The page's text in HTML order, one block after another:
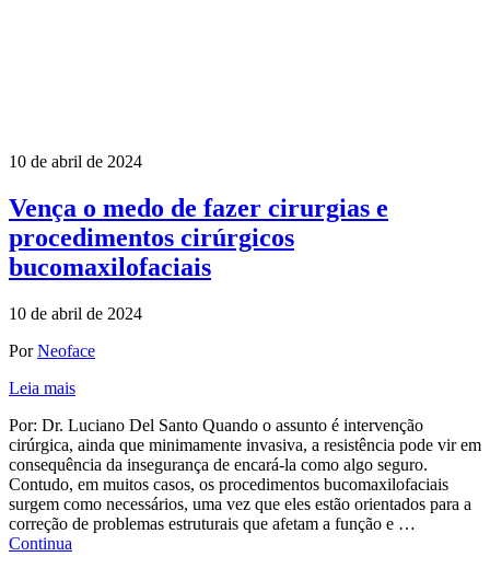
10 de abril de 2024
Vença o medo de fazer cirurgias e
procedimentos cirúrgicos
bucomaxilofaciais
10 de abril de 2024
PorNeoface
Leia mais
Por: Dr. Luciano Del Santo Quando o assunto é intervenção
cirúrgica, ainda que minimamente invasiva, a resistência pode vir em
consequência da insegurança de encará-la como algo seguro.
Contudo, em muitos casos, os procedimentos bucomaxilofaciais
surgem como necessários, uma vez que eles estão orientados para a
correção de problemas estruturais que afetam a função e …
Continua